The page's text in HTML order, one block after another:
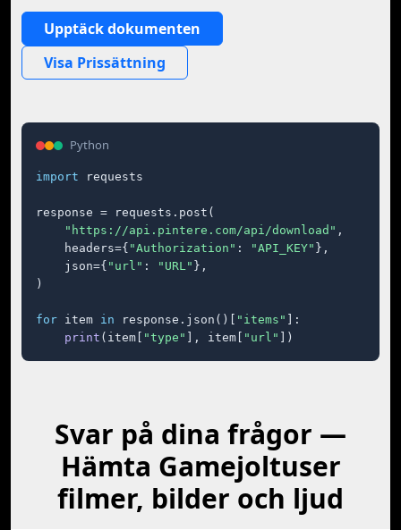
Upptäck dokumenten
Visa Prissättning
Python
import requests
response = requests.post(
"https://api.pintere.com/api/download" ,
    headers={
"Authorization" : "API_KEY" },
    json={
"url" : "URL" },
)
for item in response.json()[ "items"
]:
print (item[ "type" ], item[ "url" ])
Svar på dina frågor —
Hämta Gamejoltuser
filmer, bilder och ljud